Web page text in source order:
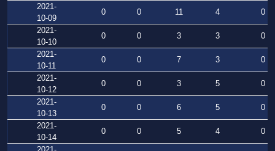
2021-
10-09
0 0 11 4
0
2021-
10-10
0 0 3 3
0
2021-
10-11
0 0 7 3
0
2021-
10-12
0 0 3 5
0
2021-
10-13
0 0 6 5
0
2021-
10-14
0 0 5 4
0